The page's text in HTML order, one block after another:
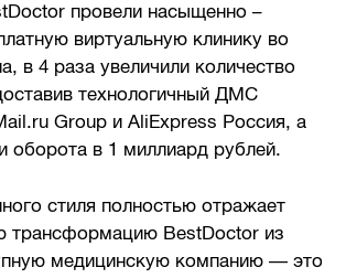
провели насыщенно –
виртуальную клинику во
в 4 раза увеличили количество
технологичный ДМС
Group и AliExpress Россия, а
оборота в 1 миллиард рублей.
стиля полностью отражает
трансформацию BestDoctor из
медицинскую компанию — это